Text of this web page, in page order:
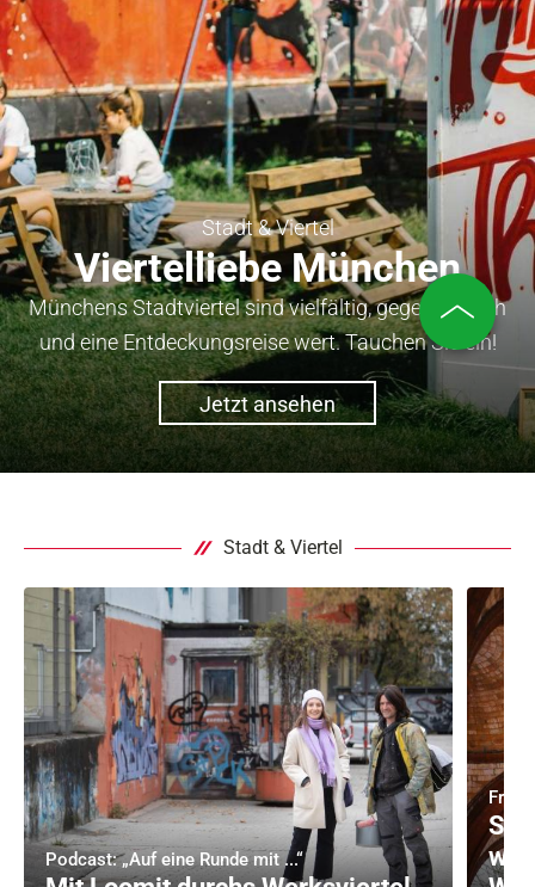
Stadt & Viertel
Viertelliebe München
Münchens Stadtviertel sind vielfältig, gegensätzlich
und eine Entdeckungsreise wert. Tauchen Sie ein!
Jetzt ansehen
Stadt & Viertel
Podcast: „Auf eine Runde mit ...“